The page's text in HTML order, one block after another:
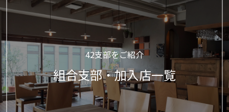
42支部をご紹介
組合支部・加入店一覧